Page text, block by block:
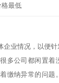
格最低
业情况，以便针
多公司都闲置着
缴纳异常的问题